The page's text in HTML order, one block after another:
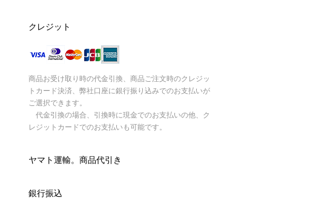
クレジット
商品お受け取り時の代金引換、商品ご注文時のクレジッ
トカード決済、弊社口座に銀行振り込みでのお支払いが
ご選択できます。
代金引換の場合、引換時に現金でのお支払いの他、ク
レジットカードでのお支払いも可能です。
ヤマト運輸。商品代引き
銀行振込